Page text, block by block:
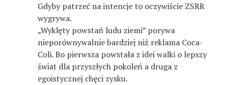
Gdyby patrzeć na intencje to oczywiście ZSRR
wygrywa.
„Wyklęty powstań ludu ziemi” porywa
nieporównywalnie bardziej niż reklama Coca-
Coli. Bo pierwsza powstała z idei walki o lepszy
świat dla przyszłych pokoleń a druga z
egoistycznej chęci zysku.